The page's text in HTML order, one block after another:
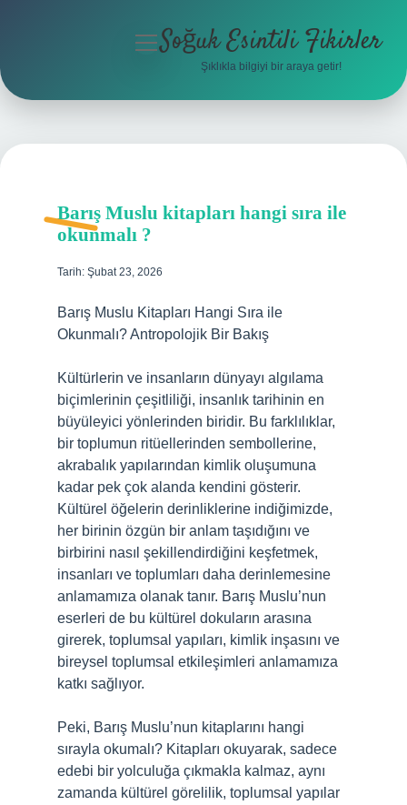
Hakkımızda
menüyü
Soğuk Esintili Fikirler
Şıklıkla bilgiyi bir araya getir!
Barış Muslu kitapları hangi sıra ile
okunmalı ?
Tarih: Şubat 23, 2026
Barış Muslu Kitapları Hangi Sıra ile
Okunmalı? Antropolojik Bir Bakış
Kültürlerin ve insanların dünyayı algılama
biçimlerinin çeşitliliği, insanlık tarihinin en
büyüleyici yönlerinden biridir. Bu farklılıklar,
bir toplumun ritüellerinden sembollerine,
akrabalık yapılarından kimlik oluşumuna
kadar pek çok alanda kendini gösterir.
Kültürel öğelerin derinliklerine indiğimizde,
her birinin özgün bir anlam taşıdığını ve
birbirini nasıl şekillendirdiğini keşfetmek,
insanları ve toplumları daha derinlemesine
anlamamıza olanak tanır. Barış Muslu’nun
eserleri de bu kültürel dokuların arasına
girerek, toplumsal yapıları, kimlik inşasını ve
bireysel toplumsal etkileşimleri anlamamıza
katkı sağlıyor.
Peki, Barış Muslu’nun kitaplarını hangi
sırayla okumalı? Kitapları okuyarak, sadece
edebi bir yolculuğa çıkmakla kalmaz, aynı
zamanda kültürel görelilik, toplumsal yapılar